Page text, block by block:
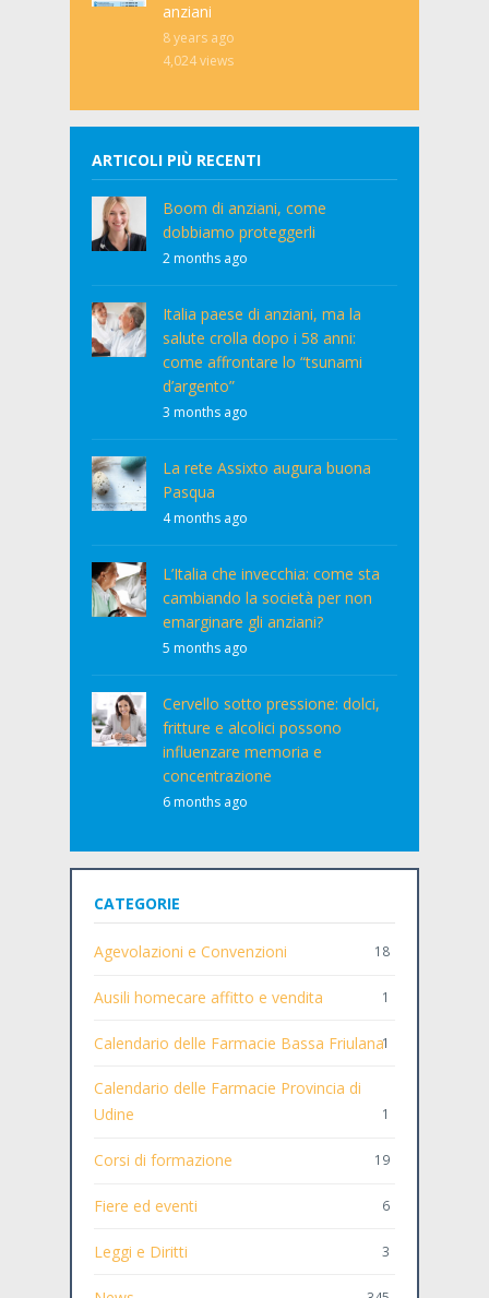
anziani
8 years ago
4,024views
ARTICOLI PIÙ RECENTI
Boom di anziani, come
dobbiamo proteggerli
2 months ago
Italia paese di anziani, ma la
salute crolla dopo i 58 anni:
come affrontare lo “tsunami
d’argento”
3 months ago
La rete Assixto augura buona
Pasqua
4 months ago
L’Italia che invecchia: come sta
cambiando la società per non
emarginare gli anziani?
5 months ago
Cervello sotto pressione: dolci,
fritture e alcolici possono
influenzare memoria e
concentrazione
6 months ago
CATEGORIE
Agevolazioni e Convenzioni 18
Ausili homecare affitto e vendita 1
Calendario delle Farmacie Bassa Friulana1
Calendario delle Farmacie Provincia di
Udine
1
Corsi di formazione 19
Fiere ed eventi 6
Leggi e Diritti 3